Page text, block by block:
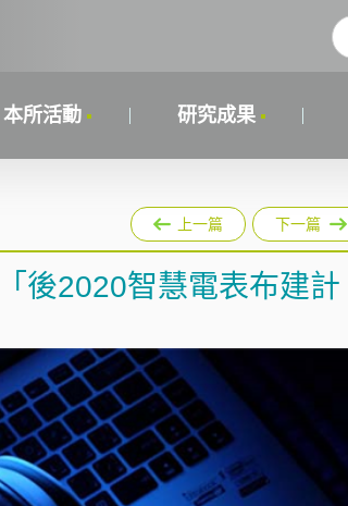
本所活動 研究成果
上一篇 下一篇
後2020智慧電表布建計